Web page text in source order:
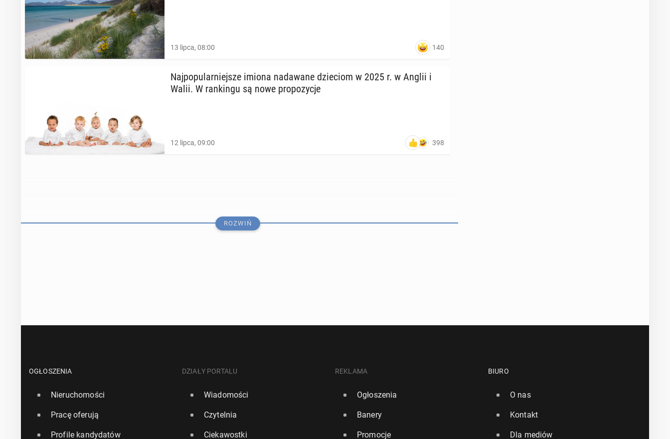
13 lipca, 08:00 140
Naj­po­pu­lar­niej­sze imiona nada­wa­ne dzie­ciom w 2025 r. w Anglii i
Walii. W ran­kin­gu są nowe pro­po­zy­cje
12 lipca, 09:00 398
"Pięknie utrzy­ma­na" dziel­ni­ca Londynu uznana za jedno z naj­ład­niej­
ROZWIŃ
OGŁOSZENIA
Nieruchomości
Pracę oferują
Profile kandydatów
DZIAŁY PORTALU
Wiadomości
Czytelnia
Ciekawostki
REKLAMA
Ogłoszenia
Banery
Promocje
BIURO
O nas
Kontakt
Dla mediów